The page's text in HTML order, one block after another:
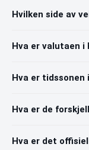
Hvilken side av
Hva er valutaen i
Hva er tidssonen
Hva er de
Hva er det